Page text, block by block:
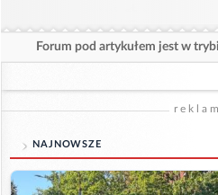
Forum pod artykułem jest w
NAJNOWSZE